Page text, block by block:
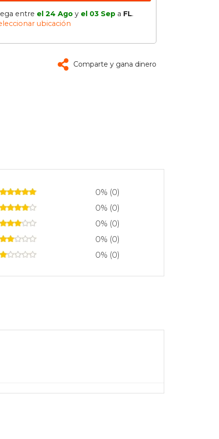
entre el 24 Ago y el 03 Sep a FL.
ubicación
Comparte y gana dinero
0% (0)
0% (0)
0% (0)
0% (0)
0% (0)